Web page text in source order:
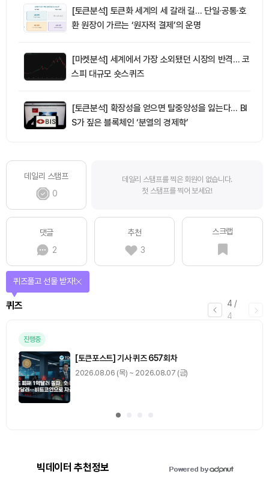
[토큰분석] 토큰화 세계의 세 갈래 길… 단일·공통·호
환 원장이 가르는 ‘원자적 결제’의 운명
[마켓분석] 세계에서 가장 소외됐던 시장의 반격… 코
스피 대규모 숏스퀴즈
[토큰분석] 확장성을 얻으면 탈중앙성을 잃는다… BI
S가 짚은 블록체인 ‘분열의 경제학’
데일리 스탬프
0
데일리 스탬프를 찍은 회원이 없습니다.
첫 스탬프를 찍어 보세요!
댓글
2
추천
3
스크랩
4 /
4
퀴즈
퀴즈풀고 선물 받자!
진행중
[토큰포스트] 기사 퀴즈 657회차
2026.08.06 (목) ~ 2026.08.07 (금)
빅데이터 추천정보